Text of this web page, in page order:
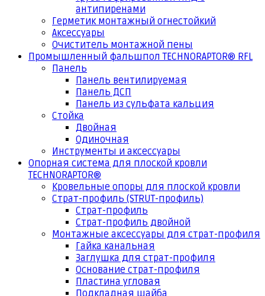
антипиренами
Герметик монтажный огнестойкий
Аксессуары
Очиститель монтажной пены
Промышленный фальшпол TECHNORAPTOR® RFL
Панель
Панель вентилируемая
Панель ДСП
Панель из сульфата кальция
Стойка
Двойная
Одиночная
Инструменты и аксессуары
Опорная система для плоской кровли
TECHNORAPTOR®
Кровельные опоры для плоской кровли
Страт-профиль (STRUT-профиль)
Страт-профиль
Страт-профиль двойной
Монтажные аксессуары для страт-профиля
Гайка канальная
Заглушка для страт-профиля
Основание страт-профиля
Пластина угловая
Подкладная шайба